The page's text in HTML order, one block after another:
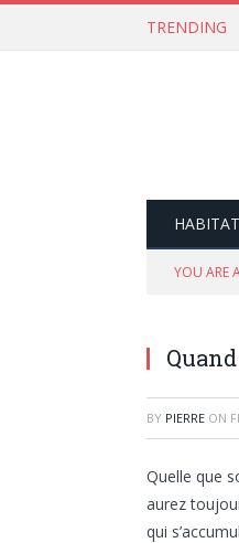
TRENDING
HABITAT
YOU ARE
BY PIERRE ON
Quelle que
aurez
qui